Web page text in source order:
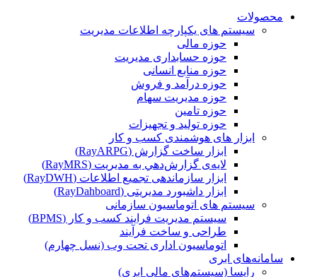
محصولات
سیستم های یکپارچه اطلاعات مدیریت
حوزه مالی
حوزه حسابداری مدیریت
حوزه منابع انسانی
حوزه درآمد و فروش
حوزه مدیریت سهام
حوزه تامین
حوزه تولید و تجهیزات
ابزار های هوشمندی کسب و کار
ابزار ساخت گزارش (RayARPG)
لایه‌ی گزارش‌دهي به مديريت (RayMRS)
ابزار سازماندهی تجمیع اطلاعات (RayDWH)
ابزار داشبورد مدیریتی (RayDahboard)
سیستم های اتوماسیون سازمانی
سیستم مدیریت فرایند کسب و کار (BPMS)
طراحی و ساخت فرآیند
اتوماسیون اداری تحت وب (نسل چهارم)
سامانه‌های ابری
رایسا (سیستم‌های مالی ابری)